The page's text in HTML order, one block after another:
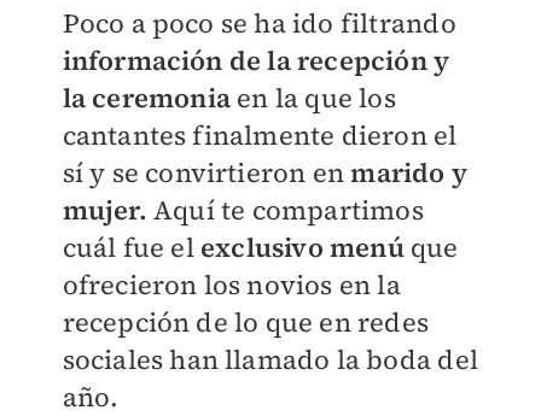
Poco a poco se ha ido filtrando
información de la recepción y
la ceremoniaen la que los
cantantes finalmente dieron el
sí y se convirtieron enmarido y
mujer. Aquí te compartimos
cuál fue el exclusivo menúque
ofrecieron los novios en la
recepción de lo que en redes
sociales han llamado la boda del
año.